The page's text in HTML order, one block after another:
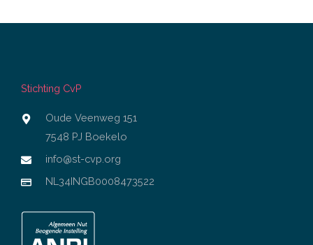
Stichting CvP
Oude Veenweg 151
7548 PJ Boekelo
info@st-cvp.org
NL34INGB0008473522